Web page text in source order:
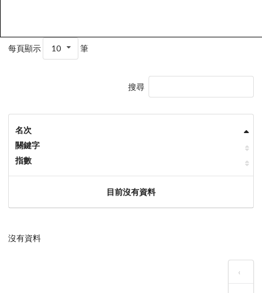
每頁顯示 10 筆
搜尋
名次
關鍵字
指數
目前沒有資料
沒有資料
‹